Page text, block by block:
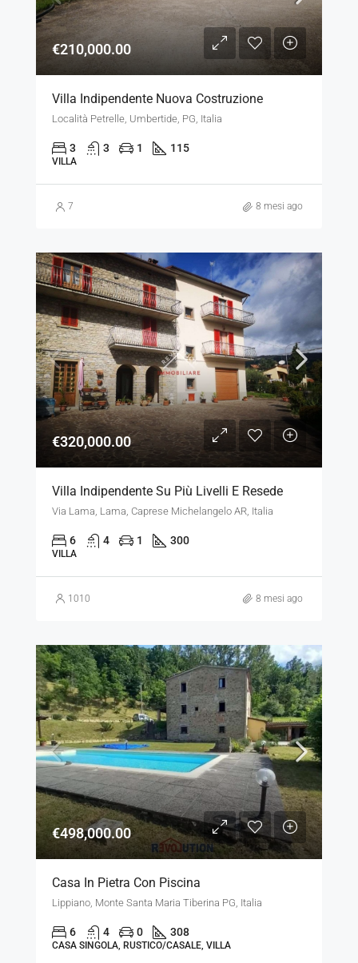
€210,000.00
Villa Indipendente Nuova Costruzione
Località Petrelle, Umbertide, PG, Italia
3 3 1 115
VILLA
7 8 mesi ago
€320,000.00
Villa Indipendente Su Più Livelli E Resede
Via Lama, Lama, Caprese Michelangelo AR, Italia
6 4 1 300
VILLA
1010 8 mesi ago
€498,000.00
Casa In Pietra Con Piscina
Lippiano, Monte Santa Maria Tiberina PG, Italia
6 4 0 308
CASA SINGOLA, RUSTICO/CASALE, VILLA